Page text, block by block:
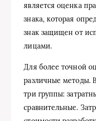
является оценка
знака, которая
знак защищен от
лицами.
Для более точной
различные методы.
три группы:
сравнительные.